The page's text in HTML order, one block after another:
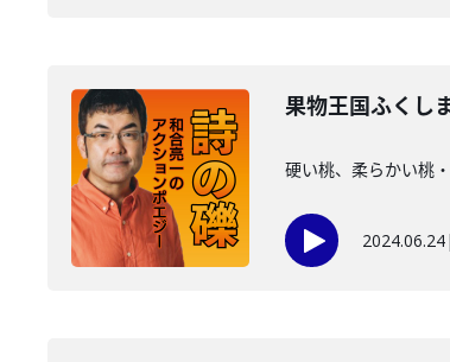
果物王国ふくし
硬い桃、柔らかい桃
2024.06.24|